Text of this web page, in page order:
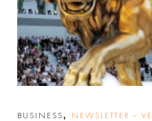
BUSINESS, NEWSLETTER –